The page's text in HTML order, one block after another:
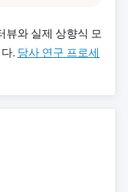
뷰와 실제 상향식 모
. 당사 연구 프로세